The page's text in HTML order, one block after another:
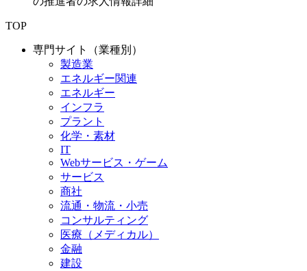
TOP
専門サイト（業種別）
製造業
エネルギー関連
エネルギー
インフラ
プラント
化学・素材
IT
Webサービス・ゲーム
サービス
商社
流通・物流・小売
コンサルティング
医療（メディカル）
金融
建設